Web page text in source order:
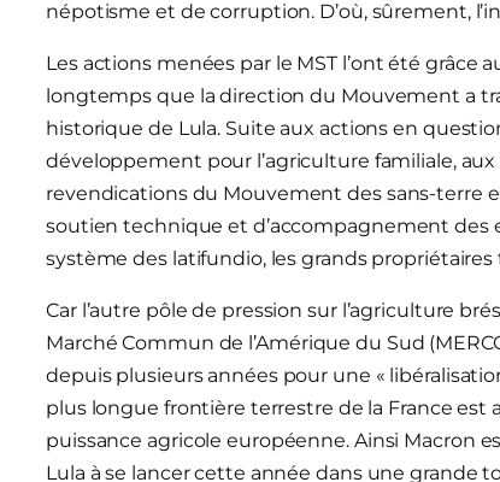
népotisme et de corruption. D’où, sûrement,
Les actions menées par le MST l’ont été grâce
longtemps que la direction du Mouvement a
historique de Lula. Suite aux actions en
développement pour l’agriculture familiale,
revendications du Mouvement des sans-terre
soutien technique et d’accompagnement des
système des latifundio, les grands propriétaires
Car l’autre pôle de pression sur l’agriculture
Marché Commun de l’Amérique du Sud
depuis plusieurs années pour une «
plus longue frontière terrestre de la France est
puissance agricole européenne. Ainsi Macron
Lula à se lancer cette année dans une grande